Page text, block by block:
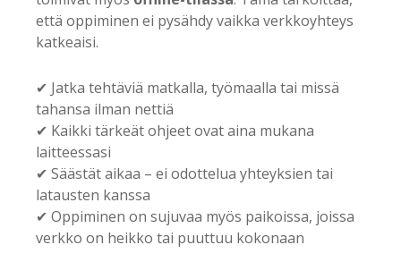
että oppiminen ei pysähdy vaikka verkkoyhteys
katkeaisi.
✔ Jatka tehtäviä matkalla, työmaalla tai missä
tahansa ilman nettiä
✔ Kaikki tärkeät ohjeet ovat aina mukana
laitteessasi
✔ Säästät aikaa – ei odottelua yhteyksien tai
latausten kanssa
✔ Oppiminen on sujuvaa myös paikoissa, joissa
verkko on heikko tai puuttuu kokonaan